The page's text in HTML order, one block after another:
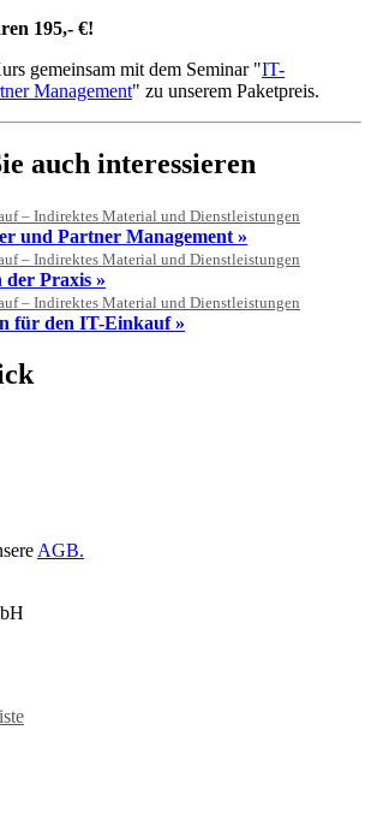
195,- €!
gemeinsam mit dem Seminar "IT-
Management" zu unserem Paketpreis.
auch interessieren
– Indirektes Material und Dienstleistungen
und Partner Management »
– Indirektes Material und Dienstleistungen
Praxis »
– Indirektes Material und Dienstleistungen
für den IT-Einkauf »
AGB.